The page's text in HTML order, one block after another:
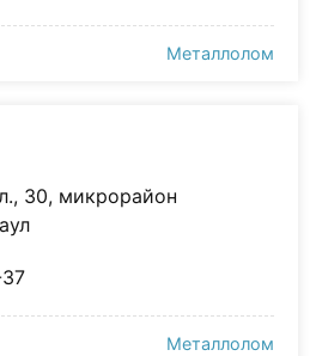
Металлолом
30, микрорайон
Металлолом